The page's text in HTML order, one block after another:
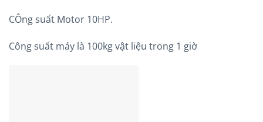
CÔng suất Motor 10HP.
Công suất máy là 100kg vật liệu trong 1 giờ